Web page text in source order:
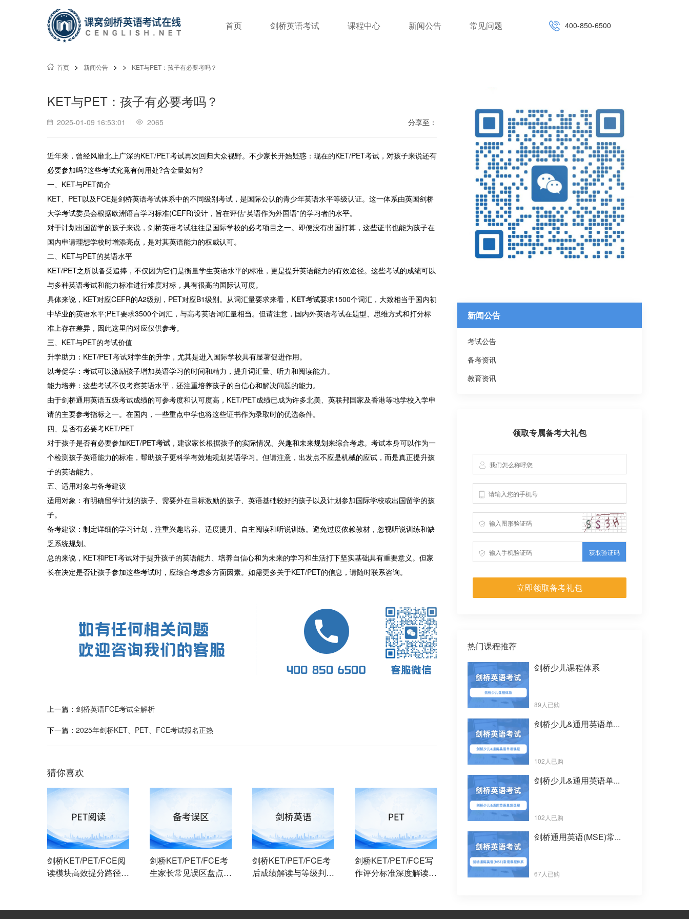
首页 剑桥英语考试 课程中心 新闻公告 常见问题 400-850-6500
首页 > 新闻公告 > > KET与PET：孩子有必要考吗？
KET与PET：孩子有必要考吗？
2025-01-09 16:53:01 2065 分享至：
近年来，曾经风靡北上广深的KET/PET考试再次回归大众视野。不少家长开始疑惑：现在的KET/PET考试，对孩子来说还有
必要参加吗?这些考试究竟有何用处?含金量如何?
一、KET与PET简介
KET、PET以及FCE是剑桥英语考试体系中的不同级别考试，是国际公认的青少年英语水平等级认证。这一体系由英国剑桥
大学考试委员会根据欧洲语言学习标准(CEFR)设计，旨在评估“英语作为外国语”的学习者的水平。
对于计划出国留学的孩子来说，剑桥英语考试往往是国际学校的必考项目之一。即便没有出国打算，这些证书也能为孩子在
国内申请理想学校时增添亮点，是对其英语能力的权威认可。
二、KET与PET的英语水平
KET/PET之所以备受追捧，不仅因为它们是衡量学生英语水平的标准，更是提升英语能力的有效途径。这些考试的成绩可以
与多种英语考试和能力标准进行难度对标，具有很高的国际认可度。
具体来说，KET对应CEFR的A2级别，PET对应B1级别。从词汇量要求来看， KET考试要求1500个词汇，大致相当于国内初
中毕业的英语水平;PET要求3500个词汇，与高考英语词汇量相当。但请注意，国内外英语考试在题型、思维方式和打分标
准上存在差异，因此这里的对应仅供参考。
三、KET与PET的考试价值
升学助力：KET/PET考试对学生的升学，尤其是进入国际学校具有显著促进作用。
以考促学：考试可以激励孩子增加英语学习的时间和精力，提升词汇量、听力和阅读能力。
能力培养：这些考试不仅考察英语水平，还注重培养孩子的自信心和解决问题的能力。
由于剑桥通用英语五级考试成绩的可参考度和认可度高，KET/PET成绩已成为许多北美、英联邦国家及香港等地学校入学申
请的主要参考指标之一。在国内，一些重点中学也将这些证书作为录取时的优选条件。
四、是否有必要考KET/PET
对于孩子是否有必要参加KET/PET考试 ，建议家长根据孩子的实际情况、兴趣和未来规划来综合考虑。考试本身可以作为一
个检测孩子英语能力的标准，帮助孩子更科学有效地规划英语学习。但请注意，出发点不应是机械的应试，而是真正提升孩
子的英语能力。
五、适用对象与备考建议
适用对象：有明确留学计划的孩子、需要外在目标激励的孩子、英语基础较好的孩子以及计划参加国际学校或出国留学的孩
子。
备考建议：制定详细的学习计划，注重兴趣培养、适度提升、自主阅读和听说训练。避免过度依赖教材，忽视听说训练和缺
乏系统规划。
总的来说，KET和PET考试对于提升孩子的英语能力、培养自信心和为未来的学习和生活打下坚实基础具有重要意义。但家
长在决定是否让孩子参加这些考试时，应综合考虑多方面因素。如需更多关于KET/PET的信息，请随时联系咨询。
上一篇： 剑桥英语FCE考试全解析
下一篇： 2025年剑桥KET、PET、FCE考试报名正热
猜你喜欢
剑桥KET/PET/FCE阅
读模块高效提分路径：
剑桥KET/PET/FCE考
生家长常见误区盘点：
剑桥KET/PET/FCE考
后成绩解读与等级判
剑桥KET/PET/FCE写
作评分标准深度解读：
新闻公告
考试公告
备考资讯
教育资讯
领取专属备考大礼包
获取验证码
立即领取备考礼包
热门课程推荐
剑桥少儿课程体系
89人已购
剑桥少儿&通用英语单...
102人已购
剑桥少儿&通用英语单...
102人已购
剑桥通用英语(MSE)常...
67人已购